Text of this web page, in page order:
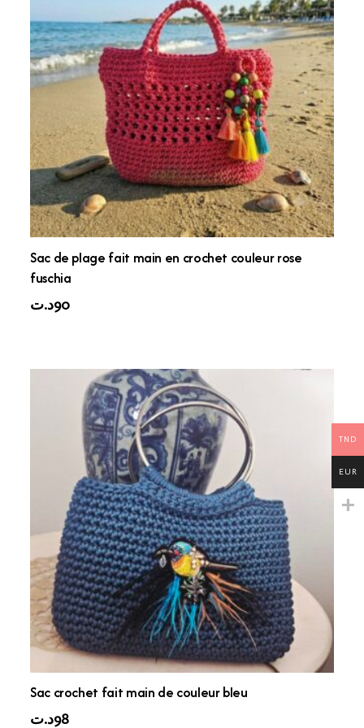
Sac de plage fait main en crochet couleur rose
fuschia
90د.ت
Sac crochet fait main de couleur bleu
98د.ت
TND
EUR